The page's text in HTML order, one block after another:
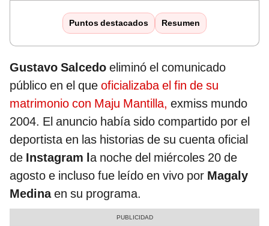
Puntos destacados Resumen
Gustavo Salcedo eliminó el comunicado
público en el que oficializaba el fin de su
matrimonio con Maju Mantilla, exmiss mundo
2004. El anuncio había sido compartido por el
deportista en las historias de su cuenta oficial
de Instagram la noche del miércoles 20 de
agosto e incluso fue leído en vivo por Magaly
Medinaen su programa.